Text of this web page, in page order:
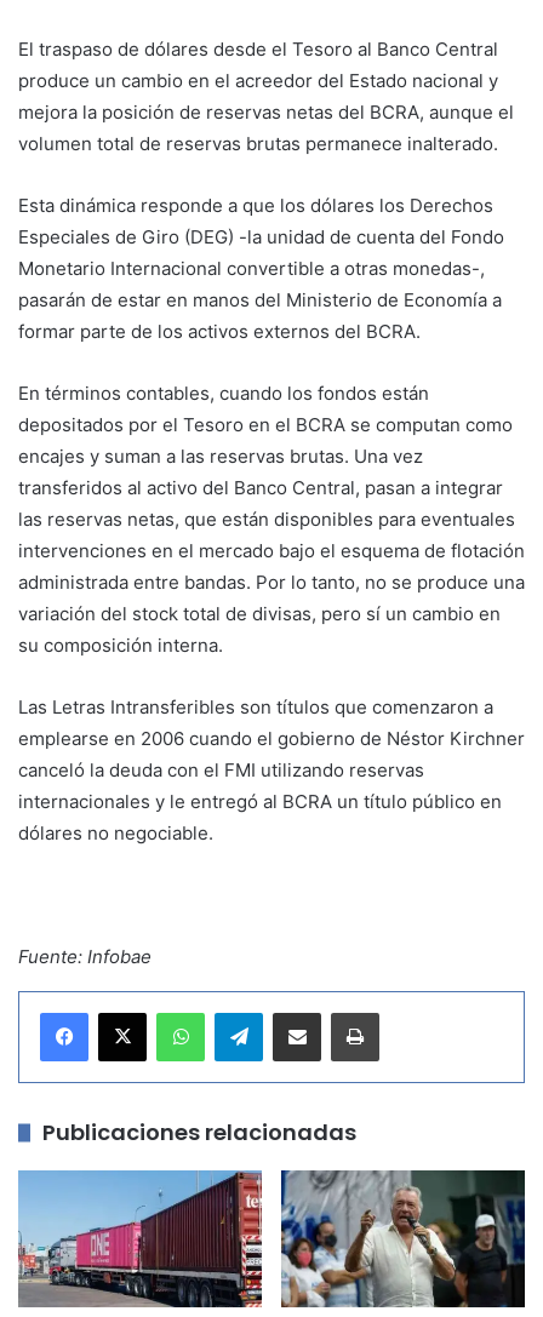
El traspaso de dólares desde el Tesoro al Banco Central
produce un cambio en el acreedor del Estado nacional y
mejora la posición de reservas netas del BCRA, aunque el
volumen total de reservas brutas permanece inalterado.
Esta dinámica responde a que los dólares los Derechos
Especiales de Giro (DEG) -la unidad de cuenta del Fondo
Monetario Internacional convertible a otras monedas-,
pasarán de estar en manos del Ministerio de Economía a
formar parte de los activos externos del BCRA.
En términos contables, cuando los fondos están
depositados por el Tesoro en el BCRA se computan como
encajes y suman a las reservas brutas. Una vez
transferidos al activo del Banco Central, pasan a integrar
las reservas netas, que están disponibles para eventuales
intervenciones en el mercado bajo el esquema de flotación
administrada entre bandas. Por lo tanto, no se produce una
variación del stock total de divisas, pero sí un cambio en
su composición interna.
Las Letras Intransferibles son títulos que comenzaron a
emplearse en 2006 cuando el gobierno de Néstor Kirchner
canceló la deuda con el FMI utilizando reservas
internacionales y le entregó al BCRA un título público en
dólares no negociable.
Fuente: Infobae
Telegram
Publicaciones relacionadas